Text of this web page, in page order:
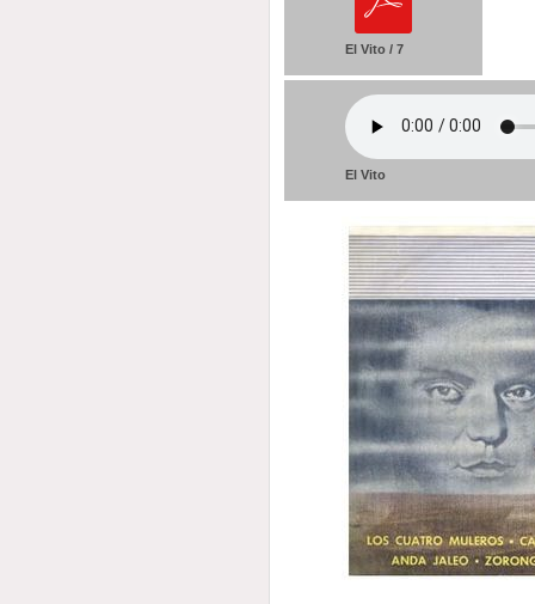
El Vito / 7
El Vito